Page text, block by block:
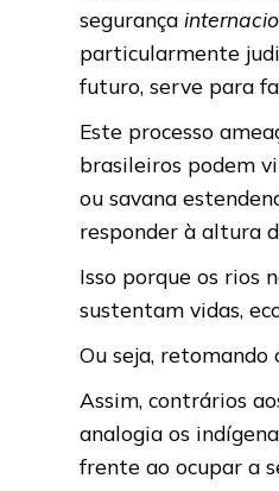
segurança
particularmente
futuro, serve para
Este processo
brasileiros podem
ou savana
responder à altura
Isso porque os rios
sustentam vidas,
Ou seja,
Assim, contrários
analogia os
frente ao ocupar a